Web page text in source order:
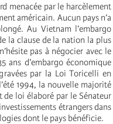
menacée par le harcèlement
américain. Aucun pays n’a
Au Vietnam l’embargo
la clause de la nation la plus
pas à négocier avec le
ans d’embargo économique
par la Loi Toricelli en
1994, la nouvelle majorité
de loi élaboré par le Sénateur
étrangers dans
dont le pays bénéficie.